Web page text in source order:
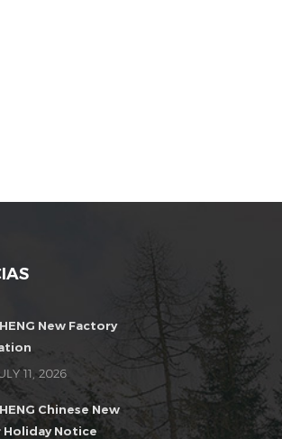
New Factory
11, 2026
Chinese New
Holiday Notice